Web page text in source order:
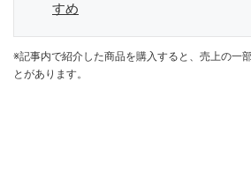
すめ
※記事内で紹介した商品を購入すると、売上の一
とがあります。